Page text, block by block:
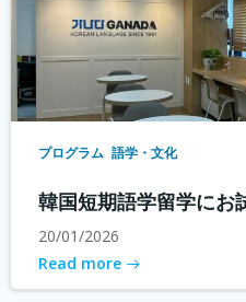
プログラム 語学・文化
韓国短期語学留学にお
20/01/2026
Read more